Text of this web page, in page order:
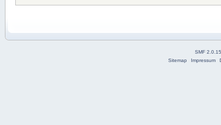
SMF
Sitemap
Impressum